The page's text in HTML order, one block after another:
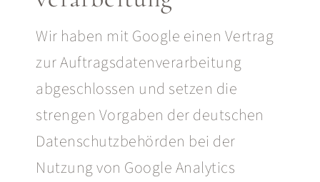
Wir haben mit Google einen Vertrag
zur Auftragsdatenverarbeitung
abgeschlossen und setzen die
strengen Vorgaben der deutschen
Datenschutzbehörden bei der
Nutzung von Google Analytics